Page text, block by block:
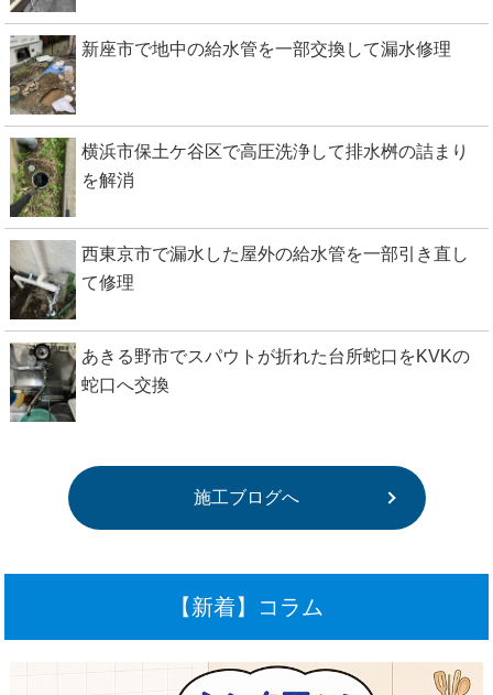
新座市で地中の給水管を一部交換して漏水修理
横浜市保土ケ谷区で高圧洗浄して排水桝の詰まり
を解消
西東京市で漏水した屋外の給水管を一部引き直し
て修理
あきる野市でスパウトが折れた台所蛇口をKVKの
蛇口へ交換
施工ブログへ
【新着】コラム